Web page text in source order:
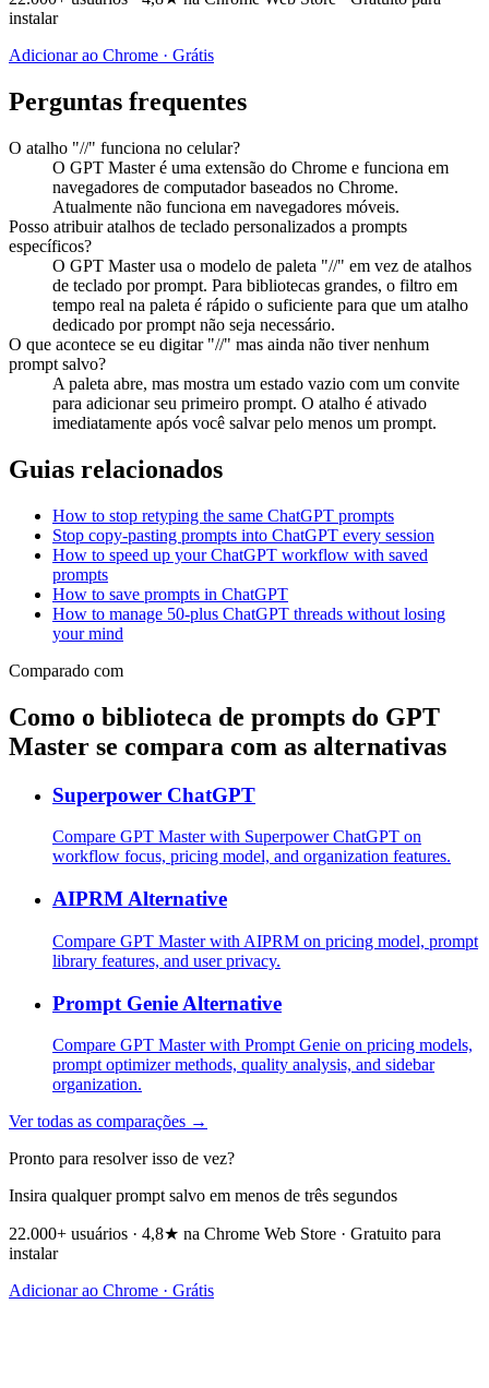
instalar
Adicionar ao Chrome · Grátis
Perguntas frequentes
O atalho "//" funciona no celular?
O GPT Master é uma extensão do Chrome e funciona em
navegadores de computador baseados no Chrome.
Atualmente não funciona em navegadores móveis.
Posso atribuir atalhos de teclado personalizados a prompts
específicos?
O GPT Master usa o modelo de paleta "//" em vez de atalhos
de teclado por prompt. Para bibliotecas grandes, o filtro em
tempo real na paleta é rápido o suficiente para que um atalho
dedicado por prompt não seja necessário.
O que acontece se eu digitar "//" mas ainda não tiver nenhum
prompt salvo?
A paleta abre, mas mostra um estado vazio com um convite
para adicionar seu primeiro prompt. O atalho é ativado
imediatamente após você salvar pelo menos um prompt.
Guias relacionados
How to stop retyping the same ChatGPT prompts
Stop copy-pasting prompts into ChatGPT every session
How to speed up your ChatGPT workflow with saved
prompts
How to save prompts in ChatGPT
How to manage 50-plus ChatGPT threads without losing
your mind
Comparado com
Como o biblioteca de prompts do GPT
Master se compara com as alternativas
Superpower ChatGPT
Compare GPT Master with Superpower ChatGPT on
workflow focus, pricing model, and organization features.
AIPRM Alternative
Compare GPT Master with AIPRM on pricing model, prompt
library features, and user privacy.
Prompt Genie Alternative
Compare GPT Master with Prompt Genie on pricing models,
prompt optimizer methods, quality analysis, and sidebar
organization.
Ver todas as comparações →
Pronto para resolver isso de vez?
Insira qualquer prompt salvo em menos de três segundos
22.000+ usuários · 4,8★ na Chrome Web Store · Gratuito para
instalar
Adicionar ao Chrome · Grátis